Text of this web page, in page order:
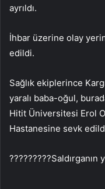
ayrıldı.
İhbar üzerine olay
edildi.
Sağlık ekiplerince
yaralı baba-oğul,
Hitit Üniversitesi Erol
Hastanesine sevk
?????????Saldırganın